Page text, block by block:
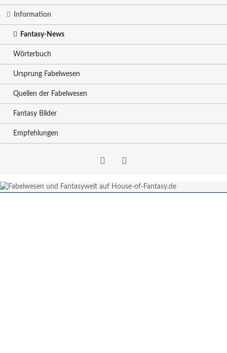
Information
Fantasy-News
Wörterbuch
Ursprung Fabelwesen
Quellen der Fabelwesen
Fantasy Bilder
Empfehlungen